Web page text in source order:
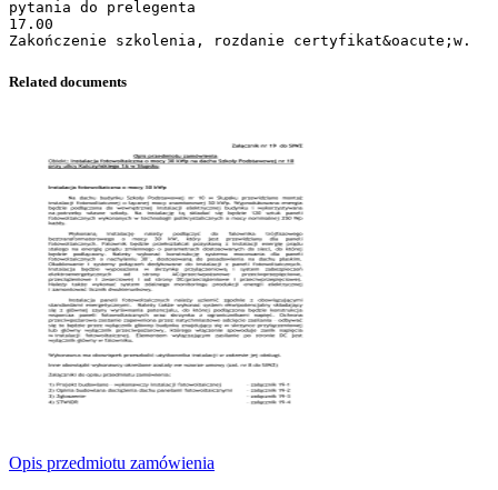
pytania do prelegenta
17.00
Related documents
Opis przedmiotu zamówienia